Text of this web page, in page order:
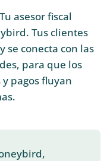
asesor fiscal
Tus clientes
se conecta con las
para que los
pagos fluyan